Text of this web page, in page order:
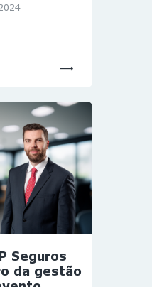
Seguros
da gestão